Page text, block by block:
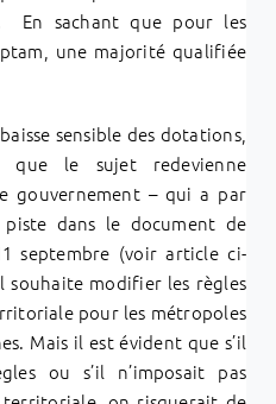
En sachant que pour les
une majorité qualifiée
sensible des dotations,
que le sujet redevienne
gouvernement – qui a par
dans le document de
septembre (voir article ci-
souhaite modifier les règles
pour les métropoles
Mais il est évident que s’il
ou s’il n’imposait pas